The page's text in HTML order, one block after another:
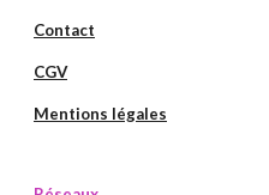
Contact
CGV
Mentions légales